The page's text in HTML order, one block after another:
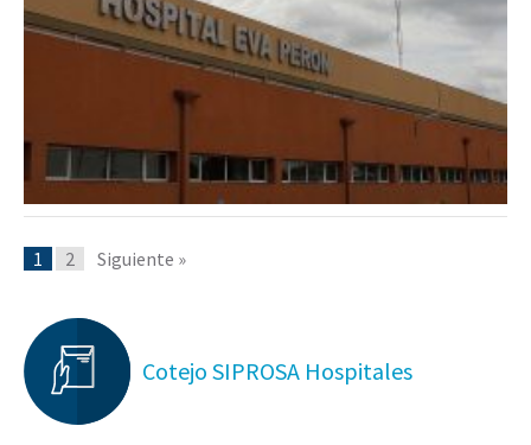
1 2 Siguiente »
Cotejo SIPROSA Hospitales